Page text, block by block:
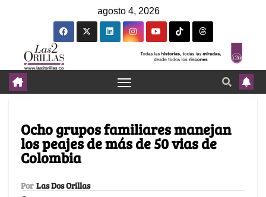
agosto 4, 2026
Ocho grupos familiares manejan
los peajes de más de 50 vias de
Colombia
Por Las Dos Orillas